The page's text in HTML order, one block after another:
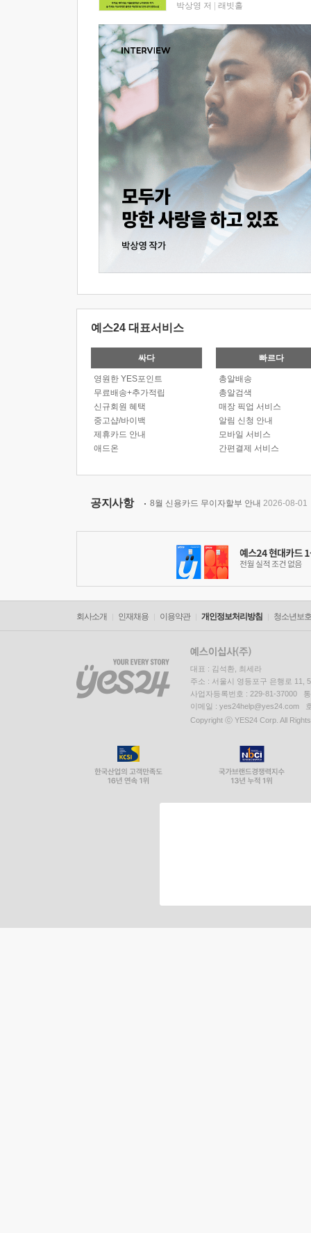
박상영 저 래빗홀
예스24 대표서비스
싸다
영원한 YES포인트
무료배송+추가적립
신규회원 혜택
중고샵/바이백
제휴카드 안내
애드온
빠르다
총알배송
총알검색
매장 픽업 서비스
알림 신청 안내
모바일 서비스
간편결제 서비스
공지사항 8월 신용카드 무이자할부 안내 2026-08-01
회사소개 인재채용 이용약관 개인정보처리방침 청소년보
대표 : 김석환, 최세라
주소 : 서울시 영등포구 은행로 11,
사업자등록번호 : 229-81-37000
이메일 : yes24help@yes24.com
Copyright ⓒ YES24 Corp. All